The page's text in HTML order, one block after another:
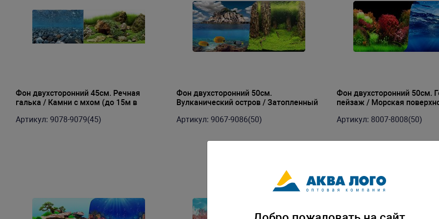
Фон двухсторонний 45см. Речная
галька / Камни с мхом (до 15м в
Артикул: 9078-9079(45)
Фон двухсторонний 50см.
Вулканический остров / Затопленный
Артикул: 9067-9086(50)
Фон двухсторонний 50см.
пейзаж / Морская
Артикул: 8007-8008(50)